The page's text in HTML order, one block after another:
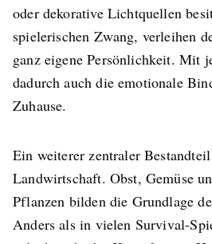
oder dekorative Lichtquellen
spielerischen Zwang, verleihen
ganz eigene Persönlichkeit. Mit
dadurch auch die emotionale
Zuhause.
Ein weiterer zentraler
Landwirtschaft. Obst, Gemüse
Pflanzen bilden die Grundlage
Anders als in vielen Survival-